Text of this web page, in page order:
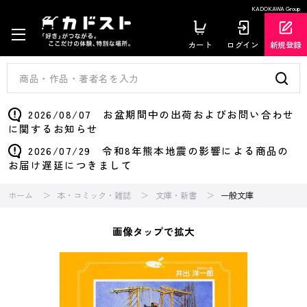
KADOKAWA Group
カート ログイン 新規登録
2026/08/07 お盆期間中の出荷およびお問い合わせ
に関するお知らせ
2026/07/29 令和8年熊本地震の影響による商品の
お届け遅延につきまして
ホーム 本・コミック・雑誌 文庫・新書 一般文庫
画像タップで拡大